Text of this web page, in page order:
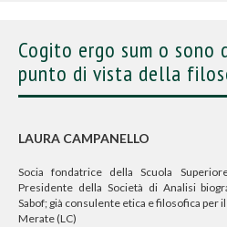
Cogito ergo sum o sono
punto di vista della
LAURA CAMPANELLO
Socia fondatrice della Scuola
Presidente della Società di Analisi
Sabof; già consulente etica e filosofica per
Merate (LC)